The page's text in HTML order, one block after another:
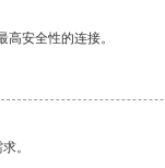
安全性的连接。
。